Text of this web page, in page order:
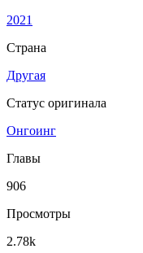
2021
Страна
Другая
Статус оригинала
Онгоинг
Главы
906
Просмотры
2.78k